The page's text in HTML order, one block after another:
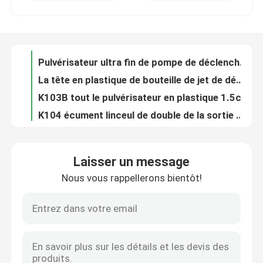
Les affaires
Pulvérisateur de pompe de déclencheur
K104 écument linceul de double de la sortie 1.20cc du pulvérisateur 28mm de pompe de déclencheur
Pompe antigouttes de rechange de savon d'ODM de pompe en plastique de distributeur pour la bouteille de lotion
Laisser un message
Nous vous rappellerons bientôt!